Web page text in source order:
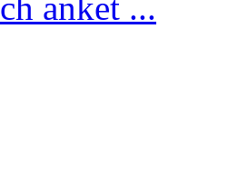
anket ...